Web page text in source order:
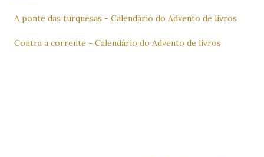
A ponte das turquesas - Calendário do Advento de livros
Contra a corrente - Calendário do Advento de livros